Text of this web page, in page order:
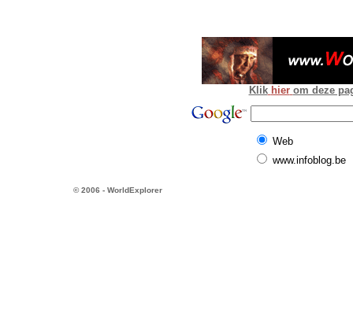
Klik hier om deze
Web
www.infoblog.be
© 2006 - WorldExplorer